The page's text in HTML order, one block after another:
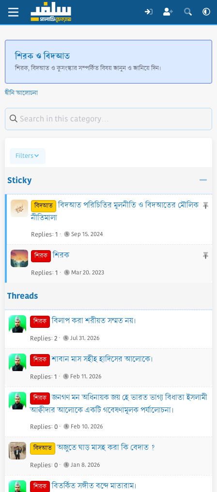
শিরক ও বিদআত
শিরক, বিদআত ও কুসংস্কার সম্পর্কিত বিষয় জানুন ও জানিয়ে দিন।
দ্বীনি আলোচনা
Filters
Sticky
S
বিদআত
বিদআত পরিচিতির মূলনীতি ও বিদআতের মৌলিক
নীতিমালা
Replies 1 Sep 15, 2024
S
y
শিরক শিরক
Replies 1 Mar 20, 2023
Threads
শিরক বিলাপ করা শরীয়ত সম্মত নয়।
Replies 2 Jul 31, 2026
শিরক শাবান মাস সহীহ হাদিসের আলোকে।
Replies 1 Feb 11, 2026
শিরক
জনগণ মন অধিনায়ক জয় হে ভারত ভাগ্য বিধাতা ইসলামী
আক্বীদার আলোকে একটি গবেষণামূলক পর্যালোচনা।
Replies 0 Feb 10, 2026
বিদআত অজুতে ঘাড় মাসহ করা কি বেদাত ?
Replies 0 Jan 8, 2026
শিরক বিতর্কিত সঙ্গীত বন্দে মাতারাম।